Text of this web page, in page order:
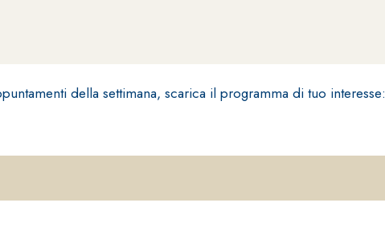
della settimana, scarica il programma di tuo interesse: